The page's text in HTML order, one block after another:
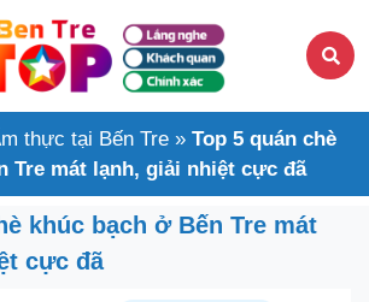
thực tại Bến Tre » Top 5 quán chè
Tre mát lạnh, giải nhiệt cực đã
khúc bạch ở Bến Tre mát
cực đã